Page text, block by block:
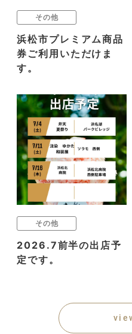
その他
浜松市プレミアム商品
券ご利用いただけま
す。
その他
2026.7前半の出店予
定です。